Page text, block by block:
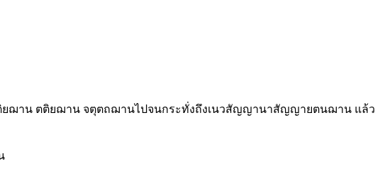
ยฌาน ตติยฌาน จตุตถฌานไปจนกระทั่งถึงเนวสัญญานาสัญญายตนฌาน แล้ว